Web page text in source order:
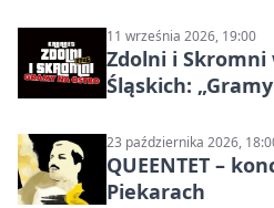
11 września 2026, 19:00
Zdolni i Skromni
Śląskich:
23 października 2026,
QUEENTET –
Piekarach